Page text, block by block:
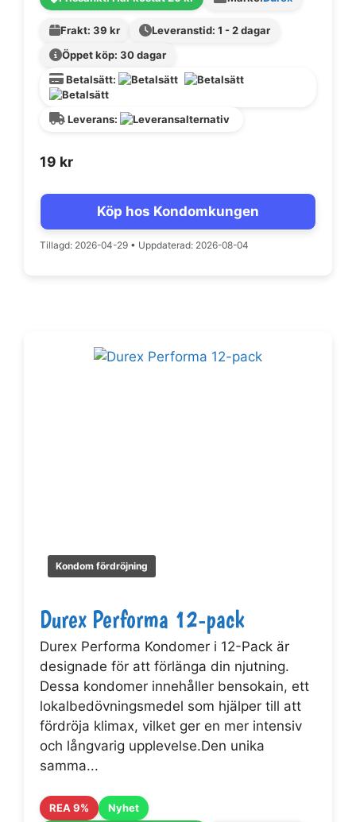
Frakt: 39 kr
Leveranstid: 1 - 2 dagar
Öppet köp: 30 dagar
Betalsätt:
Leverans:
19 kr
Köp hos Kondomkungen
Tillagd: 2026-04-29 • Uppdaterad: 2026-08-04
Kondom fördröjning
Durex Performa 12-pack
Durex Performa Kondomer i 12-Pack är
designade för att förlänga din njutning.
Dessa kondomer innehåller bensokain, ett
lokalbedövningsmedel som hjälper till att
fördröja klimax, vilket ger en mer intensiv
och långvarig upplevelse.Den unika
samma...
REA 9%
Nyhet